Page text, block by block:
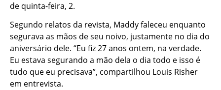
de quinta-feira, 2.
Segundo relatos da revista, Maddy faleceu enquanto
segurava as mãos de seu noivo, justamente no dia do
aniversário dele. “Eu fiz 27 anos ontem, na verdade.
Eu estava segurando a mão dela o dia todo e isso é
tudo que eu precisava”, compartilhou Louis Risher
em entrevista.